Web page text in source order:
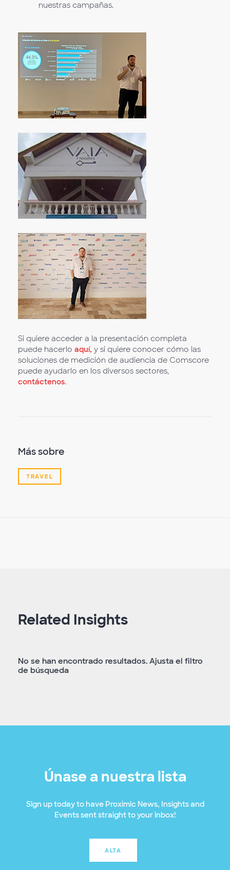
nuestras campañas.
Si quiere acceder a la presentación completa
puede hacerlo aquí, y si quiere conocer cómo las
soluciones de medición de audiencia de Comscore
puede ayudarlo en los diversos sectores,
contáctenos.
Más sobre
TRAVEL
Related Insights
No se han encontrado resultados. Ajusta el filtro
de búsqueda
Únase a nuestra lista
Sign up today to have Proximic News, Insights and
Events sent straight to your inbox!
ALTA